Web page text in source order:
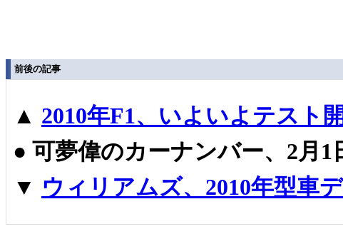
前後の記事
▲ 2010年F1、いよいよテスト
● 可夢偉のカーナンバー、2月1
▼ ウィリアムズ、2010年型車